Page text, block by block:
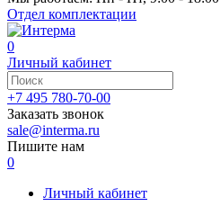
Отдел комплектации
0
Личный кабинет
+7 495 780-70-00
Заказать звонок
sale@interma.ru
Пишите нам
0
Личный кабинет